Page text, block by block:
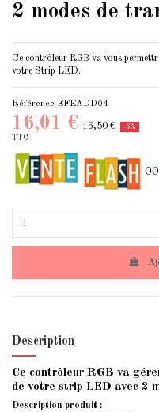
2 modes de
Ce contrôleur RGB va vous
votre Strip LED.
Référence EFEADD04
16,01 € 16,50 €
-3%
TTC
00
Description
Ce contrôleur RGB va
de votre strip LED avec 2
Description produit :